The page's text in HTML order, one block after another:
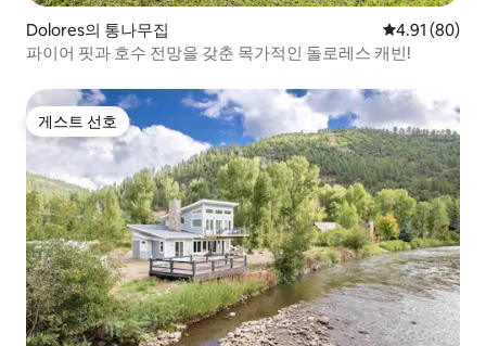
Dolores의 통나무집 평점 4.91점(5
4.91 (80)
파이어 핏과 호수 전망을 갖춘 목가적인 돌로레스 캐빈!
게스트 선호
게스트 선호